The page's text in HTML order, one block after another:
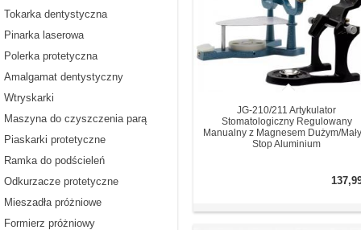
Tokarka dentystyczna
Pinarka laserowa
Polerka protetyczna
Amalgamat dentystyczny
Wtryskarki
Maszyna do czyszczenia parą
Piaskarki protetyczne
Ramka do podścieleń
Odkurzacze protetyczne
Mieszadła próżniowe
Formierz próżniowy
JG-210/211 Artykulator
Stomatologiczny Regulowany
Manualny z Magnesem Dużym/
Stop Aluminium